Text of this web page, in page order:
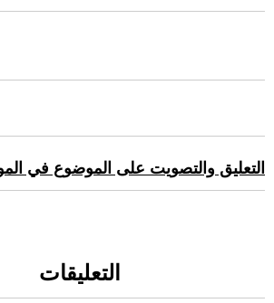
التعليق والتصويت على الموضوع في
التعليقات